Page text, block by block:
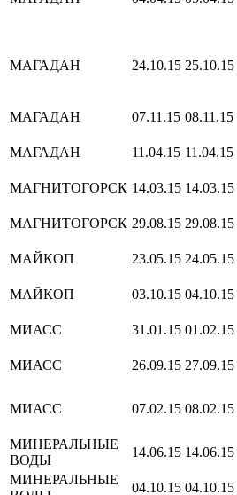
МАГАДАН 24.10.15 25.10.15
МАГАДАН 07.11.15 08.11.15
МАГАДАН 11.04.15 11.04.15
МАГНИТОГОРСК 14.03.15 14.03.15
МАГНИТОГОРСК 29.08.15 29.08.15
МАЙКОП 23.05.15 24.05.15
МАЙКОП 03.10.15 04.10.15
МИАСС 31.01.15 01.02.15
МИАСС 26.09.15 27.09.15
МИАСС 07.02.15 08.02.15
МИНЕРАЛЬНЫЕ
ВОДЫ
14.06.15 14.06.15
МИНЕРАЛЬНЫЕ
04.10.15 04.10.15